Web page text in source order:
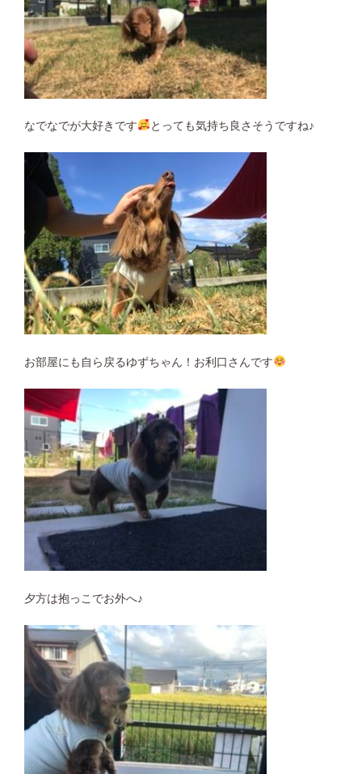
なでなでが大好きです とっても気持ち良さそうですね♪
お部屋にも自ら戻るゆずちゃん！お利口さんです
夕方は抱っこでお外へ♪